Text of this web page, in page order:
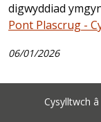
digwyddiad
Pont Plascrug -
06/01/2026
Cysylltwch â